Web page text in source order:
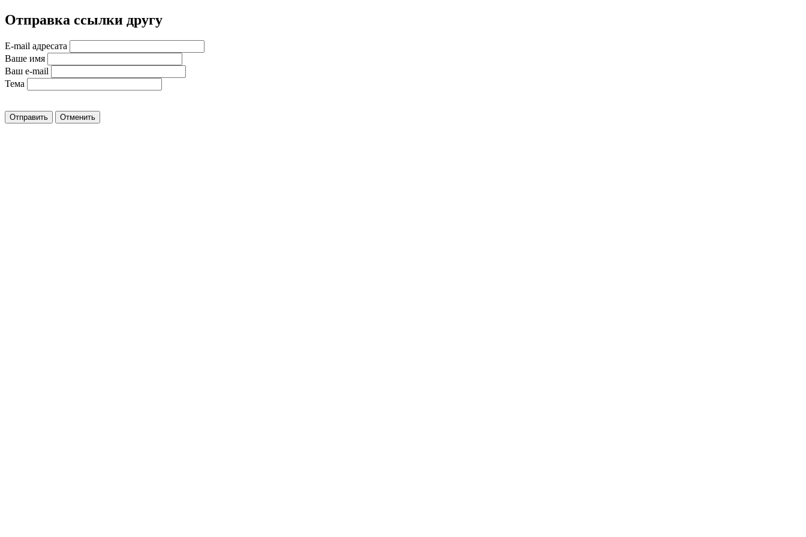
Отправка ссылки другу
E-mail адресата
Ваше имя
Ваш e-mail
Тема
Отправить Отменить